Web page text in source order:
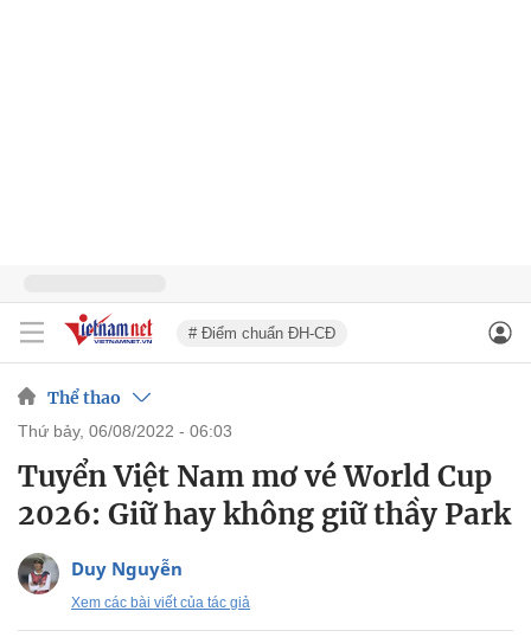
# Điểm chuẩn ĐH-CĐ
Thể thao
thứ bảy, 06/08/2022 - 06:03
Tuyển Việt Nam mơ vé World Cup
2026: Giữ hay không giữ thầy Park
Duy Nguyễn
Xem các bài viết của tác giả